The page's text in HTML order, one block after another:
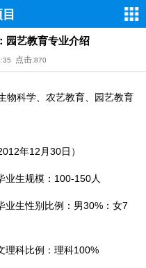
园艺教育专业介绍
点击:870
科学、农艺教育、园艺教育
年12月30日）
生规模：100-150人
生性别比例：男30%：女7
科比例：理科100%